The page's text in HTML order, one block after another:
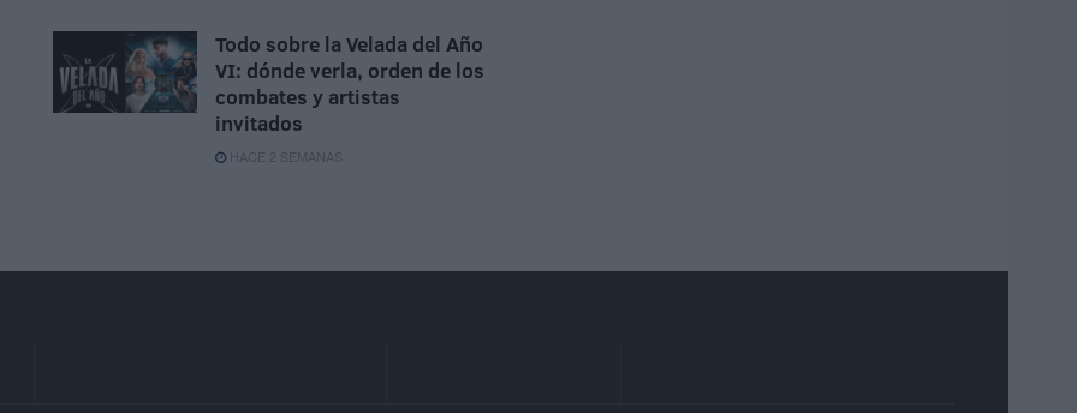
Todo sobre la Velada del Año
VI: dónde verla, orden de los
combates y artistas
invitados
HACE 2 SEMANAS